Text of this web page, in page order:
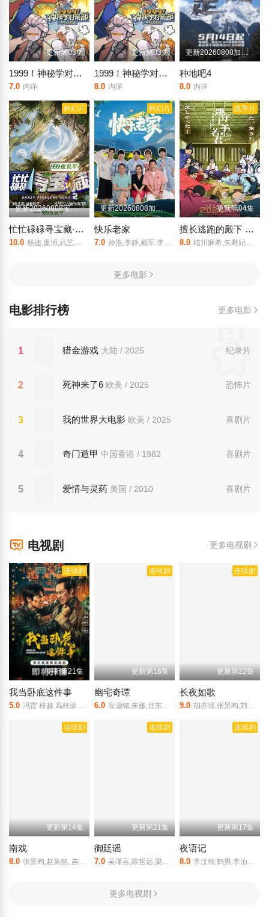
更新第03集
1999！神秘学对策部中配版
7.0 内详
更新第03集
1999！神秘学对策部英配版
8.0 内详
更新20260808加更版第13期
种地吧4
8.0 内详
科幻片
更新20260808宝藏挖呀挖第7期
忙忙碌碌寻宝藏·双人成行季
10.0 杨迪,庞博,武艺,田曦薇,王安宇,黄子弘凡,李维嘉,黄明昊,胡一天,吴昕,孙阳,孙阳,Sunny,Sun
科幻片
更新20260808加更第7期
快乐老家
7.0 孙浩,李静,戴军,李维嘉,沈凌,吴昕,武艺,高旭
战争片
更新第04集
擅长逃跑的殿下 第二季
8.0 结川麻希,矢野妃菜喜,日野麻里,铃代纱弓,悠木碧,户谷菊之介,中村悠一,小西克幸
更多电影
电影排行榜 更多电影
1 纪录片
猎金游戏 大陆 / 2025
2 恐怖片
死神来了6 欧美 / 2025
3 喜剧片
我的世界大电影 欧美 / 2025
4 喜剧片
奇门遁甲 中国香港 / 1982
5 喜剧片
爱情与灵药 美国 / 2010
电视剧 更多电视剧
连续剧
更新第21集
我当卧底这件事
5.0 冯雷 梓越 高梓添 汤镇业 杨帆 孙腾博
连续剧
更新第16集
幽宅奇谭
6.0 应灏铭,朱娅,肖东昊,宋未央
连续剧
更新第22集
长夜如歌
9.0 胡亦瑶,张景昀,刘尚麟,俐乐,汪子夕
连续剧
更新第14集
南戏
8.0 张景昀,赵奂然, 吉舒亦,宗峰岩,陈凯洲,余逸蕾
连续剧
更新第21集
御廷谣
7.0 吴谨言,陈哲远,梁永棋,赵昭仪,张南,郭品超,盛一伦,吴岱融,黄祖鑫,宋麒
连续剧
更新第17集
夜语记
8.0 李汶翰,鹤男,李泊文,徐新驰,李牧芸,孙思凡,郭天祺
更多电视剧